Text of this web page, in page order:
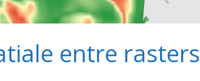
entre rasters